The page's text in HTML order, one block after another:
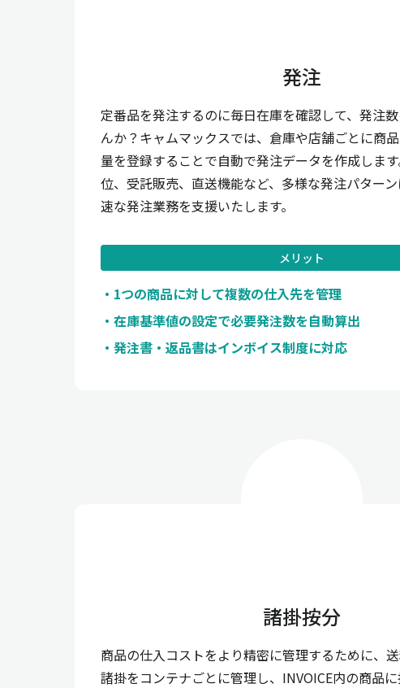
発注
定番品を発注するのに毎日在庫を確認して、発注
んか？キャムマックスでは、倉庫や店舗ごとに商
量を登録することで自動で発注データを作成しま
位、受託販売、直送機能など、多様な発注パター
速な発注業務を支援いたします。
メリット
1つの商品に対して複数の仕入先を管理
在庫基準値の設定で必要発注数を自動算出
発注書・返品書はインボイス制度に対応
諸掛按分
商品の仕入コストをより精密に管理するために、
諸掛をコンテナごとに管理し、INVOICE内の商品